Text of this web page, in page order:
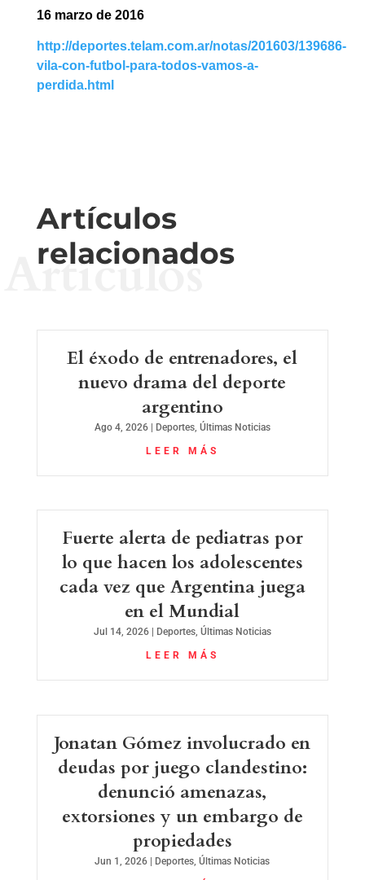
16 marzo de 2016
http://deportes.telam.com.ar/notas/201603/139686-
vila-con-futbol-para-todos-vamos-a-
perdida.html
Artículos
relacionados
Artículos
El éxodo de entrenadores, el
nuevo drama del deporte
argentino
Ago 4, 2026| Deportes, Últimas Noticias
LEER MÁS
Fuerte alerta de pediatras por
lo que hacen los adolescentes
cada vez que Argentina juega
en el Mundial
Jul 14, 2026| Deportes, Últimas Noticias
LEER MÁS
Jonatan Gómez involucrado en
deudas por juego clandestino:
denunció amenazas,
extorsiones y un embargo de
propiedades
Jun 1, 2026 | Deportes ,Últimas Noticias